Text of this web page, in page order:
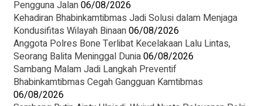
Pengguna Jalan06/08/2026
Kehadiran Bhabinkamtibmas Jadi Solusi dalam Menjaga
Kondusifitas Wilayah Binaan06/08/2026
Anggota Polres Bone Terlibat Kecelakaan Lalu Lintas,
Seorang Balita Meninggal Dunia06/08/2026
Sambang Malam Jadi Langkah Preventif
Bhabinkamtibmas Cegah Gangguan Kamtibmas
06/08/2026